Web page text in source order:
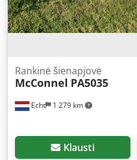
Echt 1 279 km
Rankinė šienapjovė
McConnel PA5035
Klausti